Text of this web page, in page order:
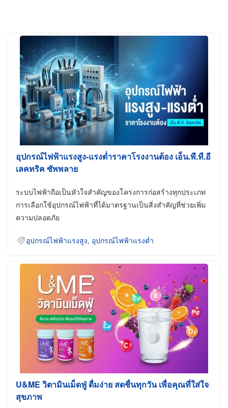
อุปกรณ์ไฟฟ้าแรงสูง-แรงต่ำราคาโรงงานต้อง เอ็น.พี.ที.อี
เลคทริค ซัพพลาย
ระบบไฟฟ้าถือเป็นหัวใจสำคัญของโครงการก่อสร้างทุกประเภท
การเลือกใช้อุปกรณ์ไฟฟ้าที่ได้มาตรฐานเป็นสิ่งสำคัญที่ช่วยเพิ่ม
ความปลอดภัย
อุปกรณ์ไฟฟ้าแรงสูง อุปกรณ์ไฟฟ้าแรงต่ำ
U&ME วิตามินเม็ดฟู่ ดื่มง่าย สดชื่นทุกวัน เพื่อคุณที่ใส่ใจ
สุขภาพ